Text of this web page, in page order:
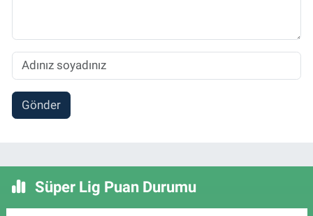
Gönder
Süper Lig Puan Durumu